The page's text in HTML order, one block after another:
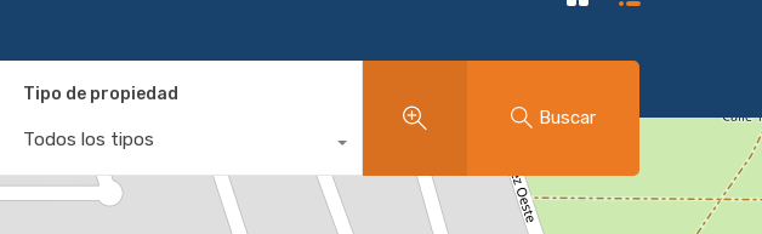
Tipo de propiedad
Todos los tipos
Buscar